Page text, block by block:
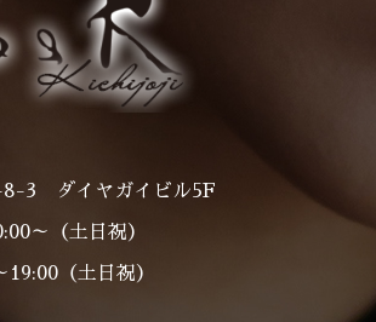
8-3 ダイヤガイビル5F
～（土日祝）
（土日祝）